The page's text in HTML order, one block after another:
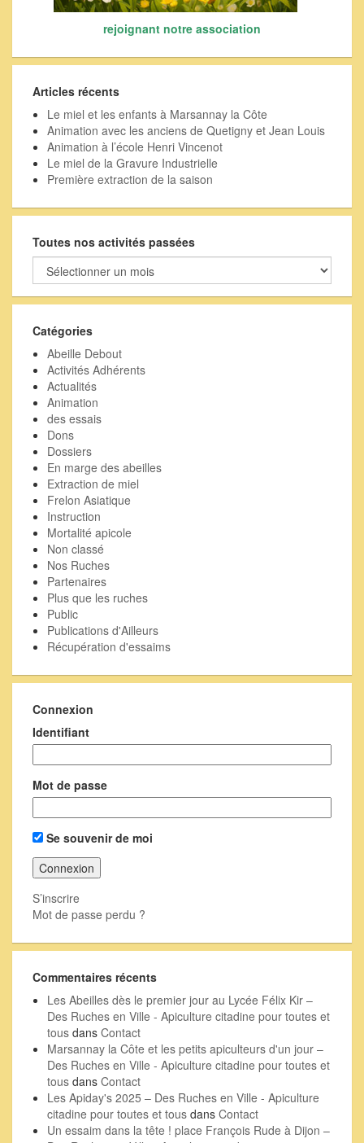
rejoignant notre association
Articles récents
Le miel et les enfants à Marsannay la Côte
Animation avec les anciens de Quetigny et Jean Louis
Animation à l’école Henri Vincenot
Le miel de la Gravure Industrielle
Première extraction de la saison
Toutes nos activités passées
Toutes
nos
activités
Catégories
Abeille Debout
Activités Adhérents
Actualités
Animation
des essais
Dons
Dossiers
En marge des abeilles
Extraction de miel
Frelon Asiatique
Instruction
Mortalité apicole
Non classé
Nos Ruches
Partenaires
Plus que les ruches
Public
Publications d'Ailleurs
Récupération d'essaims
Connexion
Identifiant
Mot de passe
Se souvenir de moi
S’inscrire
Mot de passe perdu ?
Commentaires récents
Les Abeilles dès le premier jour au Lycée Félix Kir –
Des Ruches en Ville - Apiculture citadine pour toutes et
tous dans Contact
Marsannay la Côte et les petits apiculteurs d'un jour –
Des Ruches en Ville - Apiculture citadine pour toutes et
tous dans Contact
Les Apiday's 2025 – Des Ruches en Ville - Apiculture
citadine pour toutes et tous dans Contact
Un essaim dans la tête ! place François Rude à Dijon –